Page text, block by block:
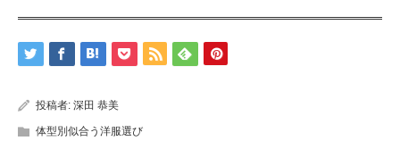
投稿者: 深田 恭美
体型別似合う洋服選び